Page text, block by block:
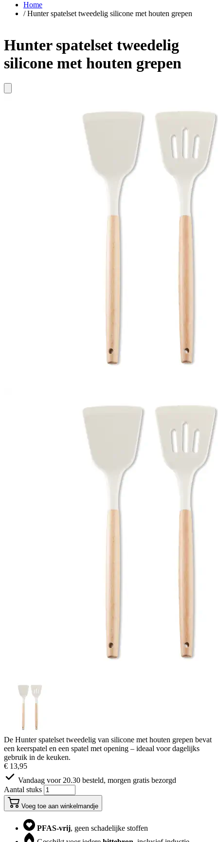
Home
/ Hunter spatelset tweedelig silicone met houten grepen
Hunter spatelset tweedelig
silicone met houten grepen
De Hunter spatelset tweedelig van silicone met houten grepen bevat
een keerspatel en een spatel met opening – ideaal voor dagelijks
gebruik in de keuken.
€ 13,95
Vandaag voor 20.30 besteld, morgen gratis bezorgd
Aantal stuks
Voeg toe aan winkelmandje
PFAS-vrij, geen schadelijke stoffen